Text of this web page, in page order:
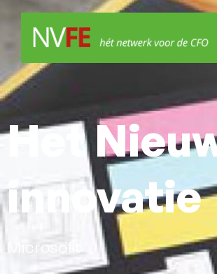
Het
innovatie
Microsoft